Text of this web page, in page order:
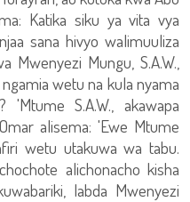
Katika siku ya vita vya
sana hivyo walimuuliza
Mwenyezi Mungu, S.A.W.,
wetu na kula nyama
S.A.W., akawapa
alisema: 'Ewe Mtume
wetu utakuwa wa tabu.
alichonacho kisha
labda Mwenyezi